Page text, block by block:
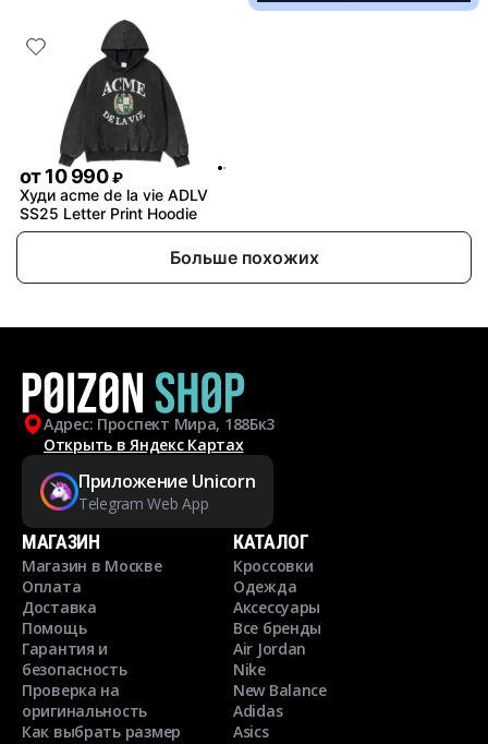
от10 990 ₽
Худи acme de la vie ADLV
SS25 Letter Print Hoodie
Больше похожих
Адрес: Проспект Мира, 188Бк3
Открыть в Яндекс Картах
Приложение Unicorn
Telegram Web App
МАГАЗИН
Магазин в Москве
Оплата
Доставка
Помощь
Гарантия и
безопасность
Проверка на
оригинальность
Как выбрать размер
КАТАЛОГ
Кроссовки
Одежда
Аксессуары
Все бренды
Air Jordan
Nike
New Balance
Adidas
Asics